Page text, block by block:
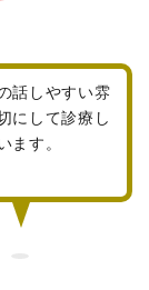
話しやすい雰
にして診療し
ます。